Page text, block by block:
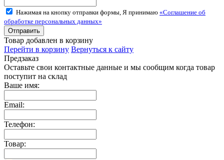
Нажимая на кнопку отправки формы, Я принимаю «Соглашение об
обработке персональных данных»
Товар добавлен в корзину
Перейти в корзину Вернуться к сайту
Предзаказ
Оставьте свои контактные данные и мы сообщим когда товар
поступит на склад
Ваше имя:
Email:
Телефон:
Товар: